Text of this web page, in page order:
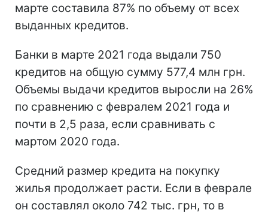
марте составила 87% по объему от всех
выданных кредитов.
Банки в марте 2021 года выдали 750
кредитов на общую сумму 577,4 млн грн.
Объемы выдачи кредитов выросли на 26%
по сравнению с февралем 2021 года и
почти в 2,5 раза, если сравнивать с
мартом 2020 года.
Средний размер кредита на покупку
жилья продолжает расти. Если в феврале
он составлял около 742 тыс. грн, то в